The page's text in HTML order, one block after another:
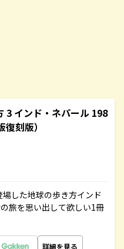
3 インド・ネパール 198
刻版）
した地球の歩き方インド
旅を思い出して欲しい1冊
詳細を見る